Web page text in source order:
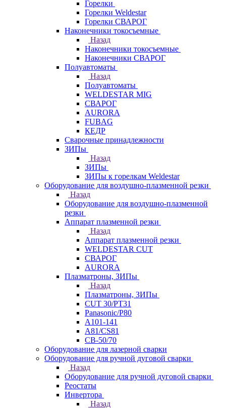
Горелки
Горелки Weldestar
Горелки СВАРОГ
Наконечники токосъемные
Назад
Наконечники токосъемные
Наконечники СВАРОГ
Полуавтоматы
Назад
Полуавтоматы
WELDESTAR MIG
СВАРОГ
AURORA
FUBAG
КЕДР
Сварочные принадлежности
ЗИПы
Назад
ЗИПы
ЗИПы к горелкам Weldestar
Оборудование для воздушно-плазменной резки
Назад
Оборудование для воздушно-плазменной
резки
Аппарат плазменной резки
Назад
Аппарат плазменной резки
WELDESTAR CUT
СВАРОГ
AURORA
Плазматроны, ЗИПы
Назад
Плазматроны, ЗИПы
CUT 30/PT31
Panasonic/P80
А101-141
А81/CS81
СВ-50/70
Оборудование для лазерной сварки
Оборудование для ручной дуговой сварки
Назад
Оборудование для ручной дуговой сварки
Реостаты
Инвертора
Назад